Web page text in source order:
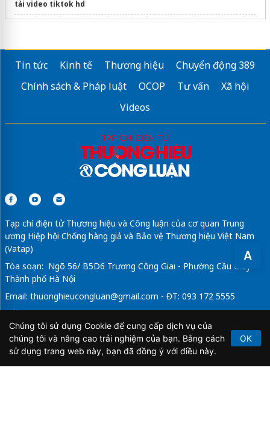
A
tải video tiktok hd
Tin tức Kinh tế Thương hiệu
Chuyển động 389
Chính sách & Pháp luật
OCOP Tư vấn
Xã hội
Videos
Tạp chí điện tử Thương hiệu và Công luận của cơ quan Trung
ương Hiệp hội Chống hàng giả và Bảo vệ Thương hiệu Việt Nam
(Vatap)
Tòa soạn: Ngõ 56/ B5D6 Trương Công Giai - Phường Cầu Giấy -
Thành phố Hà Nội
Email: thuonghieucongluan@gmail.com - ĐT: 093 172 5555
Tổng Biên Tập: Vũ Đức Thuận
Giấy phép hoạt động báo chí điện tử số 64/GP-BTTTT do Bộ
Thông tin và Truyền thông cấp ngày 21/2/2020.
Chúng tôi sử dụng Cookie để cung cấp dịch vụ của
chúng tôi và nâng cao trải nghiệm của bạn. Bằng cách
sử dụng trang web này, bạn đã đồng ý với điều này.
OK